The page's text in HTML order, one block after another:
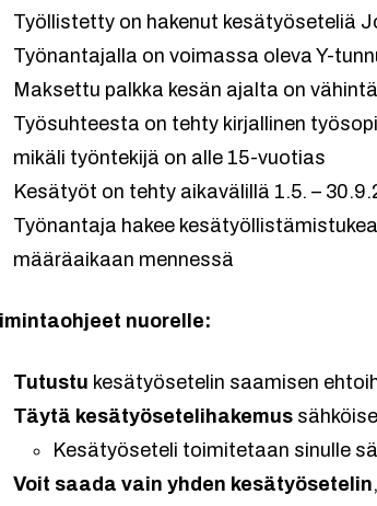
Työllistetty on hakenut kesätyöseteliä
Työnantajalla on voimassa oleva Y-
Maksettu palkka kesän ajalta on
Työsuhteesta on tehty kirjallinen
mikäli työntekijä on alle 15-vuotias
Kesätyöt on tehty aikavälillä 1.5. –
Työnantaja hakee
määräaikaan mennessä
nuorelle:
Tutustu kesätyösetelin saamisen
Täytä kesätyösetelihakemus
Kesätyöseteli toimitetaan sinulle
Voit saada vain yhden kesätyösetelin